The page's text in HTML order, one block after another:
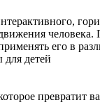
его в
для детей
превратит